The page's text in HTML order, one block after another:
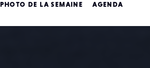
PHOTO DE LA SEMAINE AGENDA